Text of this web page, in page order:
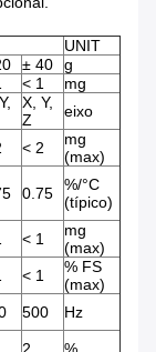
UNIT
± 40
g
< 1
mg
X, Y,
Z
eixo
< 2
mg
(max)
0.75
%/°C
(típico)
< 1
mg
(max)
< 1
% FS
(max)
500
Hz